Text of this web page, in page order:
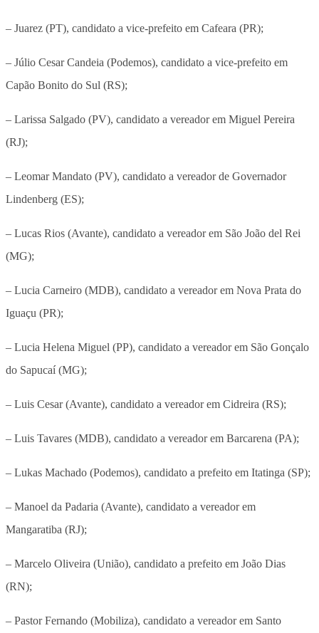
– Juarez (PT), candidato a vice-prefeito em Cafeara (PR);
– Júlio Cesar Candeia (Podemos), candidato a vice-prefeito em
Capão Bonito do Sul (RS);
– Larissa Salgado (PV), candidato a vereador em Miguel Pereira
(RJ);
– Leomar Mandato (PV), candidato a vereador de Governador
Lindenberg (ES);
– Lucas Rios (Avante), candidato a vereador em São João del Rei
(MG);
– Lucia Carneiro (MDB), candidato a vereador em Nova Prata do
Iguaçu (PR);
– Lucia Helena Miguel (PP), candidato a vereador em São Gonçalo
do Sapucaí (MG);
– Luis Cesar (Avante), candidato a vereador em Cidreira (RS);
– Luis Tavares (MDB), candidato a vereador em Barcarena (PA);
– Lukas Machado (Podemos), candidato a prefeito em Itatinga (SP);
– Manoel da Padaria (Avante), candidato a vereador em
Mangaratiba (RJ);
– Marcelo Oliveira (União), candidato a prefeito em João Dias
(RN);
– Pastor Fernando (Mobiliza), candidato a vereador em Santo